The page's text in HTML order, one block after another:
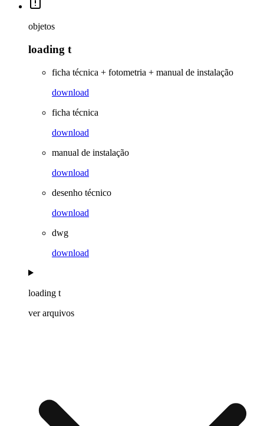
objetos
loading t
ficha técnica + fotometria + manual de instalação
download
ficha técnica
download
manual de instalação
download
desenho técnico
download
dwg
download
loading t
ver arquivos